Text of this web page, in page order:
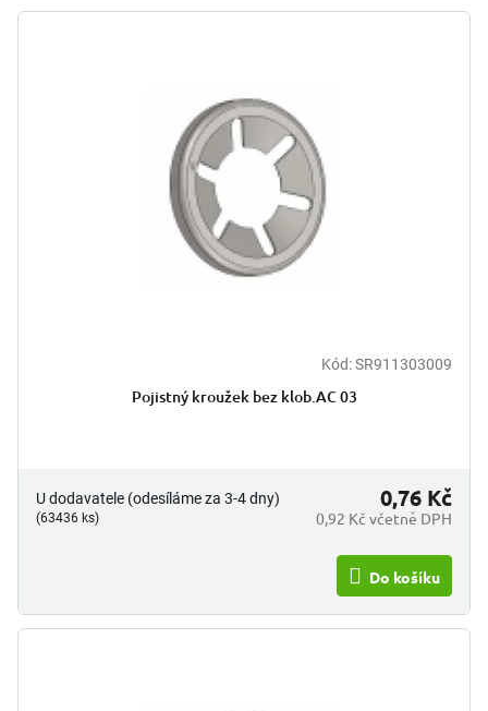
rV
Kód:SR911303009
Pojistný kroužek bez klob.AC 03
U dodavatele (odesíláme za 3-4 dny)
(63436 ks) 0,92 Kč včetně DPH
0,76 Kč
Do košíku